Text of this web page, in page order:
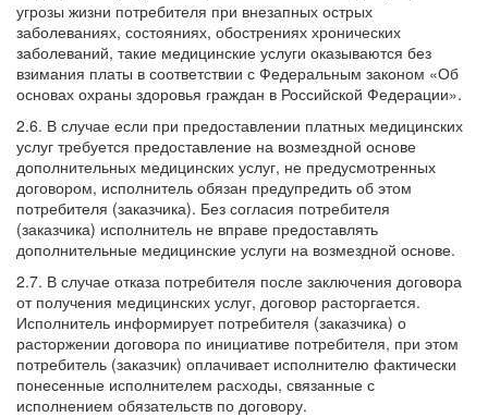
угрозы жизни потребителя при внезапных острых
заболеваниях, состояниях, обострениях хронических
заболеваний, такие медицинские услуги оказываются без
взимания платы в соответствии с Федеральным законом «Об
основах охраны здоровья граждан в Российской Федерации».
2.6. В случае если при предоставлении платных медицинских
услуг требуется предоставление на возмездной основе
дополнительных медицинских услуг, не предусмотренных
договором, исполнитель обязан предупредить об этом
потребителя (заказчика). Без согласия потребителя
(заказчика) исполнитель не вправе предоставлять
дополнительные медицинские услуги на возмездной основе.
2.7. В случае отказа потребителя после заключения договора
от получения медицинских услуг, договор расторгается.
Исполнитель информирует потребителя (заказчика) о
расторжении договора по инициативе потребителя, при этом
потребитель (заказчик) оплачивает исполнителю фактически
понесенные исполнителем расходы, связанные с
исполнением обязательств по договору.